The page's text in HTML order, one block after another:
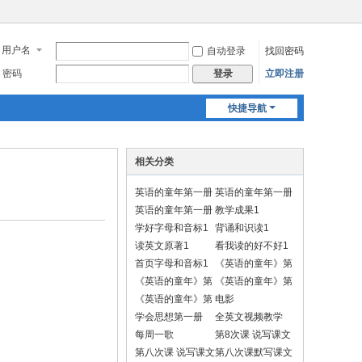
用户名 自动登录
找回密码
密码
登录 立即注册
快捷导航
相关分类
英语的童年第一册
1
英语的童年第一册
1
英语的童年第一册
默写视频
教学成果1
学好字母和音标1
背诵和识读1
读英文原著1
看我读的好不好1
首页字母和音标1
《英语的童年》第
一册学习动作
《英语的童年》第
一册做动作背诵
《英语的童年》第
二册学习动作
《英语的童年》第
二册做动作背诵
电影
学会思想第一册
全英文视频教学
每周一歌
第8次课 说写课文
A
第八次课 说写课文第八次课默写课文